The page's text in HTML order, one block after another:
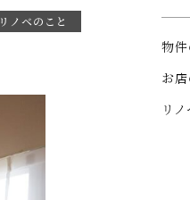
リノベのこと
物
お
リ